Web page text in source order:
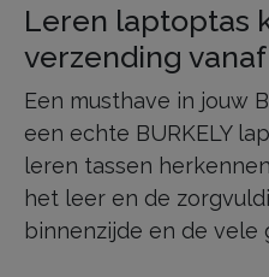
Leren laptoptas
verzending
Een musthave in jouw
een echte BURKELY
leren tassen
het leer en de
binnenzijde en de vele